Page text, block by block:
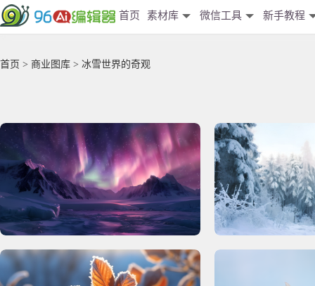
首页 素材库 微信工具 新手教程
首页 > 商业图库 > 冰雪世界的奇观